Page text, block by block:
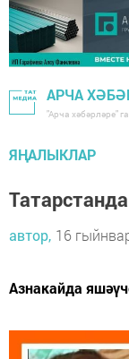
АРЧА
"Арча хәбәрләре"
ЯҢАЛЫКЛАР
автор, 16
Азнакайда